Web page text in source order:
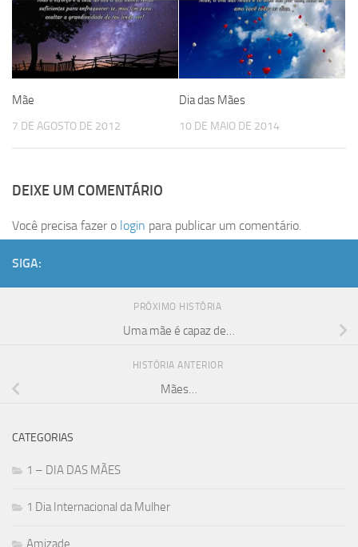
Mãe
7 DE AGOSTO DE 2012
Dia das Mães
10 DE MAIO DE 2014
DEIXE UM COMENTÁRIO
Você precisa fazer o login para publicar um comentário.
SIGA:
PRÓXIMO HISTÓRIA
Uma mãe é capaz de…
HISTÓRIA ANTERIOR
Mães…
CATEGORIAS
1 – DIA DAS MÃES
1 Dia Internacional da Mulher
Amizade